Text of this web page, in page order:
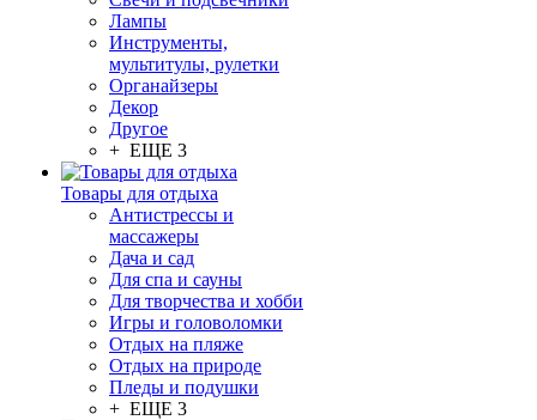
Лампы
Инструменты,
мультитулы, рулетки
Органайзеры
Декор
Другое
+ ЕЩЕ 3
Товары для отдыха
Антистрессы и
массажеры
Дача и сад
Для спа и сауны
Для творчества и хобби
Игры и головоломки
Отдых на пляже
Отдых на природе
Пледы и подушки
+ ЕЩЕ 3